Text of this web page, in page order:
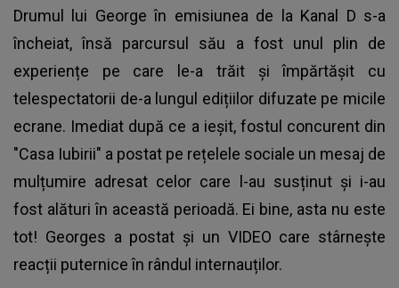
Drumul lui George în emisiunea de la Kanal D s-a
încheiat, însă parcursul său a fost unul plin de
experiențe pe care le-a trăit și împărtășit cu
telespectatorii de-a lungul edițiilor difuzate pe micile
ecrane. Imediat după ce a ieșit, fostul concurent din
"Casa Iubirii" a postat pe rețelele sociale un mesaj de
mulțumire adresat celor care l-au susținut și i-au
fost alături în această perioadă. Ei bine, asta nu este
tot! Georges a postat și un VIDEO care stârnește
reacții puternice în rândul internauților.